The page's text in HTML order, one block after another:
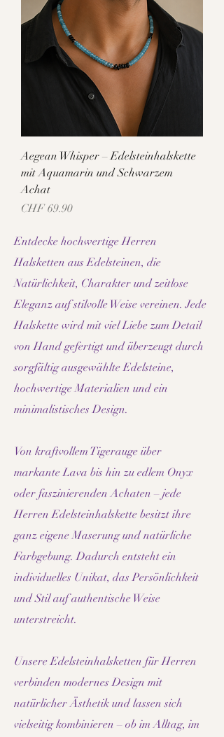
Aegean Whisper – Edelsteinhalskette
mit Aquamarin und Schwarzem
Achat
Preis
CHF 69.90
Entdecke hochwertige Herren
Halsketten aus Edelsteinen, die
Natürlichkeit, Charakter und zeitlose
Eleganz auf stilvolle Weise vereinen. Jede
Halskette wird mit viel Liebe zum Detail
von Hand gefertigt und überzeugt durch
sorgfältig ausgewählte Edelsteine,
hochwertige Materialien und ein
minimalistisches Design.
Von kraftvollem Tigerauge über
markante Lava bis hin zu edlem Onyx
oder faszinierenden Achaten – jede
Herren Edelsteinhalskette besitzt ihre
ganz eigene Maserung und natürliche
Farbgebung. Dadurch entsteht ein
individuelles Unikat, das Persönlichkeit
und Stil auf authentische Weise
unterstreicht.
Unsere Edelsteinhalsketten für Herren
verbinden modernes Design mit
natürlicher Ästhetik und lassen sich
vielseitig kombinieren – ob im Alltag, im